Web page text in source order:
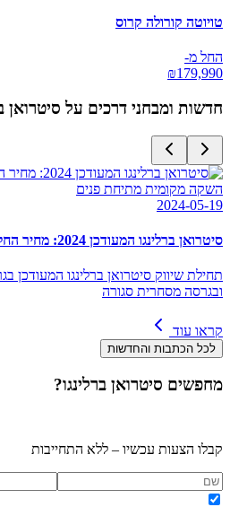
טויוטה קורולה קרוס
החל מ-
₪179,990
חדשות ומבחני דרכים על סיטרואן
השקה מקומית מתיחת פנים
2024-05-19
סיטרואן ברלינגו המעודכן 2024: מחיר החל מ-174,990 שקל
ובגרסה מסחרית סגורה
קראו עוד
לכל הכתבות והחדשות
מחפשים סיטרואן ברלינגו?
קבלו הצעות עכשיו – ללא התחייבות